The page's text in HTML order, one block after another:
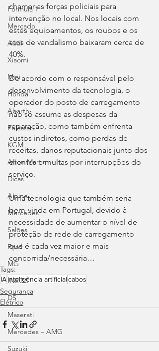
Fórmula 1
Mercado
Audi
Xiaomi
Mini
Honda
Abarth
Polestar
KGM
Aston Martin
Dicas
Alpine
Mercedes
Salões
Ford
MG
INEOS
DS
Maserati
Mercedes – AMG
Suzuki
chamar as forças policiais para
intervenção no local. Nos locais com
estes equipamentos, os roubos e os
atos de vandalismo baixaram cerca de
40%.
De acordo com o responsável pelo
desenvolvimento da tecnologia, o
operador do posto de carregamento
não só assume as despesas da
reparação, como também enfrenta
custos indiretos, como perdas de
receitas, danos reputacionais junto dos
clientes e multas por interrupções do
serviço.
Uma tecnologia que também seria
bem-vinda em Portugal, devido à
necessidade de aumentar o nível de
proteção de rede de carregamento
que é cada vez maior e mais
concorrida/necessária…
Tags:
IAinteligência artificialcabos
Segurança
Elétrico